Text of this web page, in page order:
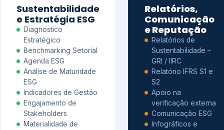
Sustentabilidade
e Estratégia ESG
Diagnóstico
Estratégico
Benchmarking Setorial
Agenda ESG
Análise de Maturidade
ESG
Indicadores de Gestão
Engajamento de
Stakeholders
Materialidade de
Relatórios,
Comunicação
e Reputação
Relatórios de
Sustentabilidade –
GRI / IIRC
Relatório IFRS S1 e
S2
Apoio na
verificação externa
Comunicação ESG
Infográficos e